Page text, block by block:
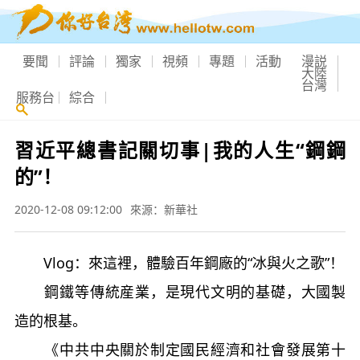
要聞 評論 獨家 視頻 專題 活動 漫説
大陸
台灣
服務台 綜合
習近平總書記關切事|我的人生“鋼鋼
的”！
2020-12-08 09:12:00 來源：新華社
Vlog：來這裡，體驗百年鋼廠的“冰與火之歌”！
鋼鐵等傳統産業，是現代文明的基礎，大國製
造的根基。
《中共中央關於制定國民經濟和社會發展第十